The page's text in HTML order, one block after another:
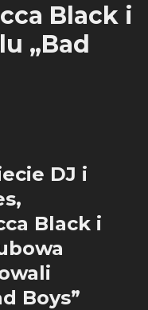
Black i
„Bad
DJ i
Black i
Boys”